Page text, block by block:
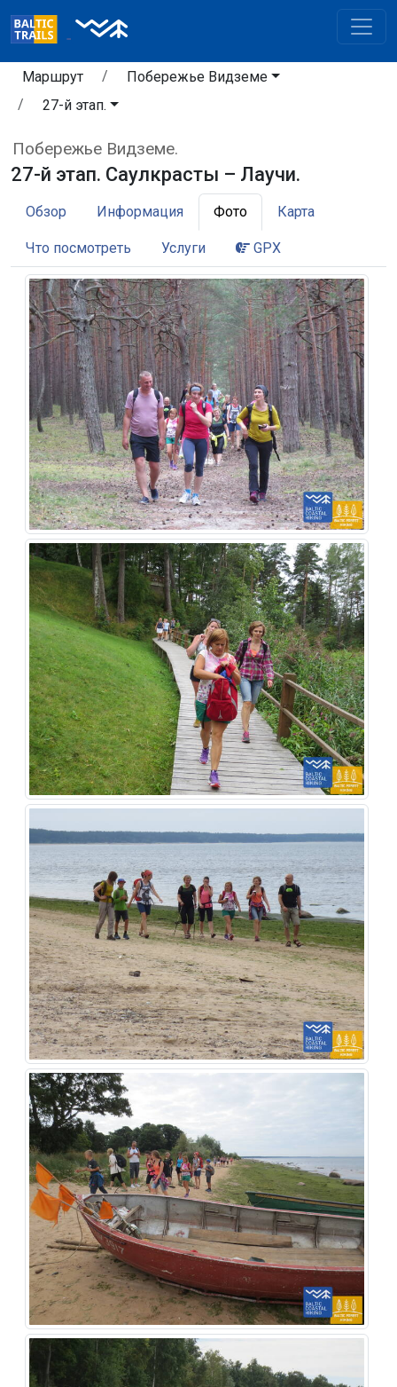
Маршрут
Побережье Видземе
27-й этап.
Побережье Видземе.
27-й этап. Саулкрасты – Лаучи.
Обзор Информация Фото Карта
Что посмотреть Услуги GPX